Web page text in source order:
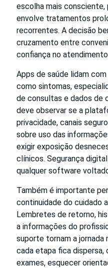
escolha mais
envolve tratamentos
recorrentes. A decisão
cruzamento entre
confiança no
Apps de saúde lidam
como sintomas,
de consultas e dados de
deve observar se a
privacidade, canais
sobre uso das
exigir exposição
clínicos. Segurança
qualquer software
Também é importante
continuidade do cuidado
Lembretes de retorno,
a informações do
suporte tornam a jornada
cada etapa fica
exames, esquecer